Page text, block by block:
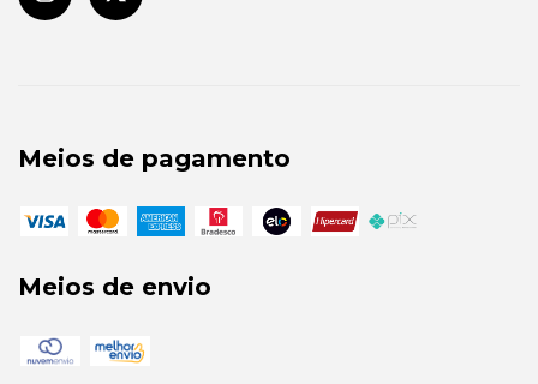
Meios de pagamento
Meios de envio